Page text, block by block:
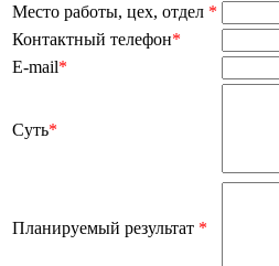
Место работы, цех, отдел *
Контактный телефон*
E-mail*
Суть*
Планируемый результат *